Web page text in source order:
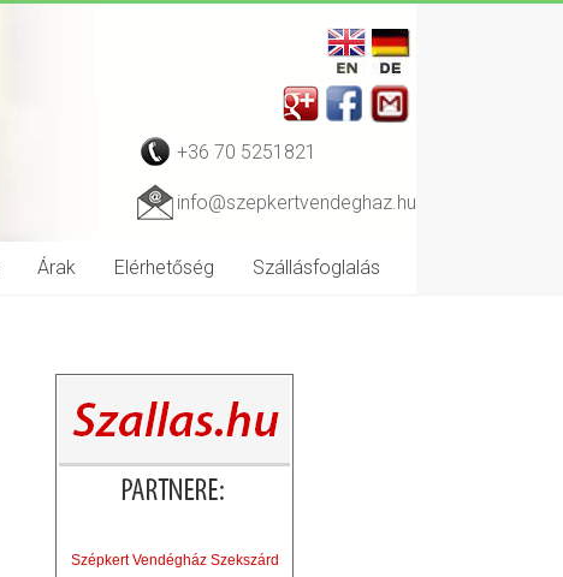
+36 70 5251821
info@szepkertvendeghaz.hu
Árak Elérhetőség Szállásfoglalás
Szépkert Vendégház Szekszárd